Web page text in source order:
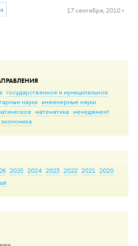
государственное и муниципальное
науки инженерные науки
математика менеджмент
экономика
2025 2024 2023 2022 2021 2020
17 сентября, 2010 г.